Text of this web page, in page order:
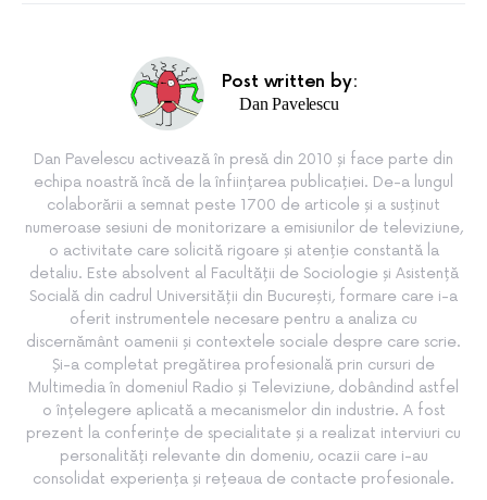
Post written by:
Dan Pavelescu
Dan Pavelescu activează în presă din 2010 și face parte din
echipa noastră încă de la înființarea publicației. De-a lungul
colaborării a semnat peste 1700 de articole și a susținut
numeroase sesiuni de monitorizare a emisiunilor de televiziune,
o activitate care solicită rigoare și atenție constantă la
detaliu. Este absolvent al Facultății de Sociologie și Asistență
Socială din cadrul Universității din București, formare care i-a
oferit instrumentele necesare pentru a analiza cu
discernământ oamenii și contextele sociale despre care scrie.
Și-a completat pregătirea profesională prin cursuri de
Multimedia în domeniul Radio și Televiziune, dobândind astfel
o înțelegere aplicată a mecanismelor din industrie. A fost
prezent la conferințe de specialitate și a realizat interviuri cu
personalități relevante din domeniu, ocazii care i-au
consolidat experiența și rețeaua de contacte profesionale.